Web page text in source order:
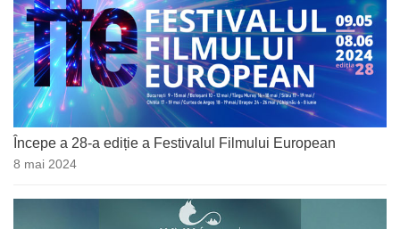
Începe a 28-a ediție a Festivalul Filmului European
8 mai 2024